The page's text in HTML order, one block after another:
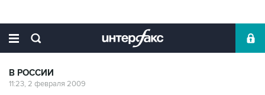
В РОССИИ
11:23, 2 февраля 2009